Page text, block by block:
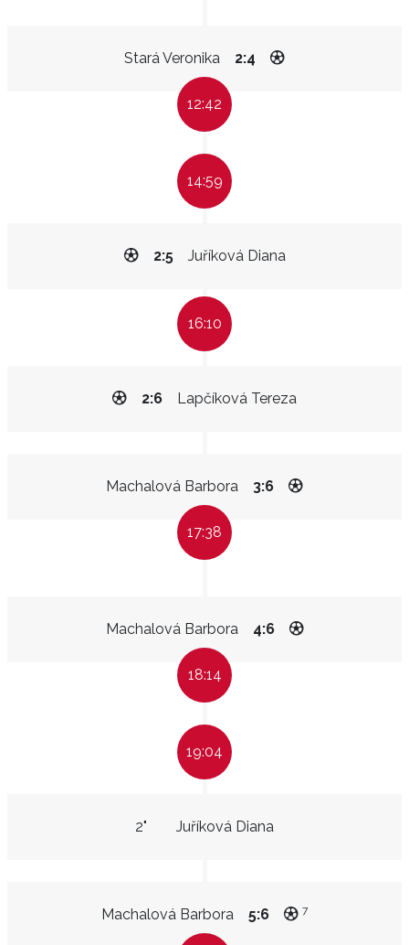
Stará Veronika 2:4
12:42
14:59
Juříková Diana
2:5
16:10
Lapčíková Tereza
2:6
Machalová Barbora 3:6
17:38
Machalová Barbora 4:6
18:14
19:04
Juříková Diana
2"
Machalová Barbora 5:6 7